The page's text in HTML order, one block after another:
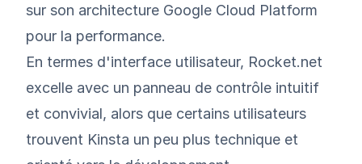
sur son architecture Google Cloud Platform
pour la performance.
En termes d'interface utilisateur, Rocket.net
excelle avec un panneau de contrôle intuitif
et convivial, alors que certains utilisateurs
trouvent Kinsta un peu plus technique et